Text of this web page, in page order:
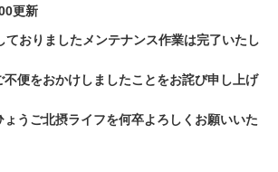
2
2
6
更新
ておりましたメンテナンス作業は完了いたし
不便をおかけしましたことをお詫び申し上げ
うご北摂ライフを何卒よろしくお願いいた